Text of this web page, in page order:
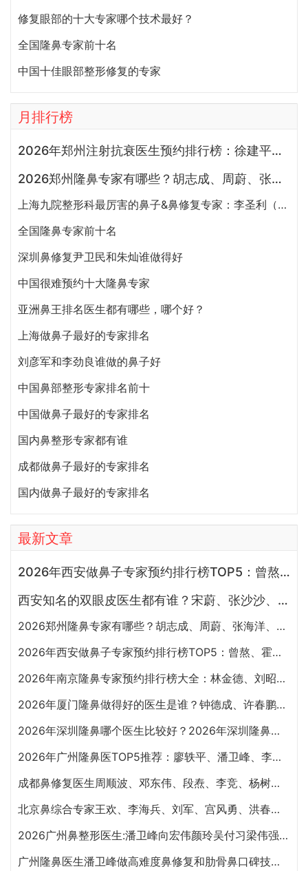
修复眼部的十大专家哪个技术最好？
全国隆鼻专家前十名
中国十佳眼部整形修复的专家
月排行榜
2026年郑州注射抗衰医生预约排行榜：徐建平、张歌、赵永华、张婉霞、王妍芝、唐喜、李娟、朱怡梦哪个好？
2026郑州隆鼻专家有哪些？胡志成、周蔚、张海洋、王启立、张鹏、李冰谁做鼻子更好？
上海九院整形科最厉害的鼻子&鼻修复专家：李圣利（简介、案例、预约）
全国隆鼻专家前十名
深圳鼻修复尹卫民和朱灿谁做得好
中国很难预约十大隆鼻专家
亚洲鼻王排名医生都有哪些，哪个好？
上海做鼻子最好的专家排名
刘彦军和李劲良谁做的鼻子好
中国鼻部整形专家排名前十
中国做鼻子最好的专家排名
国内鼻整形专家都有谁
成都做鼻子最好的专家排名
国内做鼻子最好的专家排名
最新文章
2026年西安做鼻子专家预约排行榜TOP5：曾熬、霍玉旺、房志强、蒋立、刘宝军哪个更好？
西安知名的双眼皮医生都有谁？宋蔚、张沙沙、韩钰博、王璇、张文军谁做双眼皮更好？
2026郑州隆鼻专家有哪些？胡志成、周蔚、张海洋、王启立、张鹏、李冰谁做鼻子更好？
2026年西安做鼻子专家预约排行榜TOP5：曾熬、霍玉旺、房志强、蒋立、刘宝军哪个更好？
2026年南京隆鼻专家预约排行榜大全：林金德、刘昭政、刘涛、黄金龙、曹海峰谁隆鼻技术好？
2026年厦门隆鼻做得好的医生是谁？钟德成、许春鹏、韩飞、周璟、边大伟哪个好？
2026年深圳隆鼻哪个医生比较好？2026年深圳隆鼻专家前十名预约榜大全
2026年广州隆鼻医TOP5推荐：廖轶平、潘卫峰、李希军、佘高明、杨万忠
成都鼻修复医生周顺波、邓东伟、段焘、李竞、杨树楷、文杰、韩国栋哪个最好？
北京鼻综合专家王欢、李海兵、刘军、宫风勇、洪春、夏正义、郝斌谁做隆鼻最好？
2026广州鼻整形医生:潘卫峰向宏伟颜玲吴付习梁伟强谁隆鼻技术更好？
广州隆鼻医生潘卫峰做高难度鼻修复和肋骨鼻口碑技术怎么样?